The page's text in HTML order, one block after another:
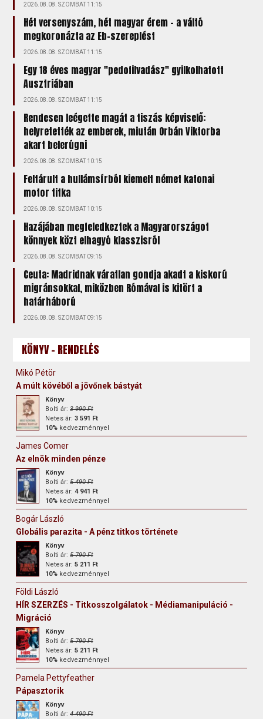
2026.08.08. SZOMBAT 11:15
Hét versenyszám, hét magyar érem – a váltó
megkoronázta az Eb-szereplést
2026.08.08. SZOMBAT 11:15
Egy 18 éves magyar "pedofilvadász" gyilkolhatott
Ausztriában
2026.08.08. SZOMBAT 11:15
Rendesen leégette magát a tiszás képviselő:
helyretették az emberek, miután Orbán Viktorba
akart belerúgni
2026.08.08. SZOMBAT 10:15
Feltárult a hullámsírból kiemelt német katonai
motor titka
2026.08.08. SZOMBAT 10:15
Hazájában megfeledkeztek a Magyarországot
könnyek közt elhagyó klasszisról
2026.08.08. SZOMBAT 09:15
Ceuta: Madridnak váratlan gondja akadt a kiskorú
migránsokkal, miközben Rómával is kitört a
határháború
2026.08.08. SZOMBAT 09:15
KÖNYV - RENDELÉS
Mikó Pétör
A múlt kövéből a jövőnek bástyát
Könyv
Bolti ár:3 990 Ft
Netes ár:3 591 Ft
10% kedvezménnyel
James Comer
Az elnök minden pénze
Könyv
Bolti ár:5 490 Ft
Netes ár:4 941 Ft
10% kedvezménnyel
Bogár László
Globális parazita - A pénz titkos története
Könyv
Bolti ár:5 790 Ft
Netes ár:5 211 Ft
10% kedvezménnyel
Földi László
HÍR SZERZÉS - Titkosszolgálatok - Médiamanipuláció -
Migráció
Könyv
Bolti ár:5 790 Ft
Netes ár:5 211 Ft
10% kedvezménnyel
Pamela Pettyfeather
Pápasztorik
Könyv
Bolti ár:4 490 Ft